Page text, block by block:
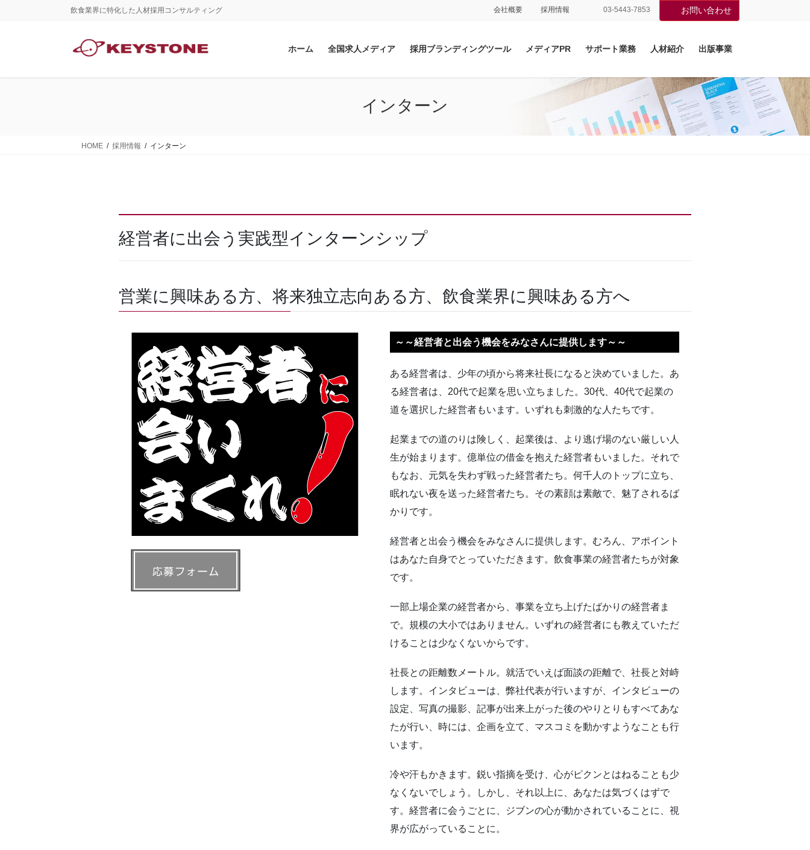
飲食業界に特化した人材採用コンサルティング 会社概要 採用情報 03-5443-7853 お問い合わせ
ホーム 全国求人メディア 採用ブランディングツール メディアPR サポート業務 人材紹介 出版事業
インターン
HOME 採用情報 インターン
経営者に出会う実践型インターンシップ
営業に興味ある方、将来独立志向ある方、飲食業界に興味ある方へ
～～経営者と出会う機会をみなさんに提供します～～
ある経営者は、少年の頃から将来社長になると決めていました。あ
る経営者は、20代で起業を思い立ちました。30代、40代で起業の
道を選択した経営者もいます。いずれも刺激的な人たちです。
起業までの道のりは険しく、起業後は、より逃げ場のない厳しい人
生が始まります。億単位の借金を抱えた経営者もいました。それで
もなお、元気を失わず戦った経営者たち。何千人のトップに立ち、
眠れない夜を送った経営者たち。その素顔は素敵で、魅了されるば
かりです。
経営者と出会う機会をみなさんに提供します。むろん、アポイント
はあなた自身でとっていただきます。飲食事業の経営者たちが対象
です。
一部上場企業の経営者から、事業を立ち上げたばかりの経営者ま
で。規模の大小ではありません。いずれの経営者にも教えていただ
けることは少なくないからです。
社長との距離数メートル。就活でいえば面談の距離で、社長と対峙
します。インタビューは、弊社代表が行いますが、インタビューの
設定、写真の撮影、記事が出来上がった後のやりとりもすべてあな
たが行い、時には、企画を立て、マスコミを動かすようなことも行
います。
冷や汗もかきます。鋭い指摘を受け、心がピクンとはねることも少
なくないでしょう。しかし、それ以上に、あなたは気づくはずで
す。経営者に会うごとに、ジブンの心が動かされていることに、視
界が広がっていることに。